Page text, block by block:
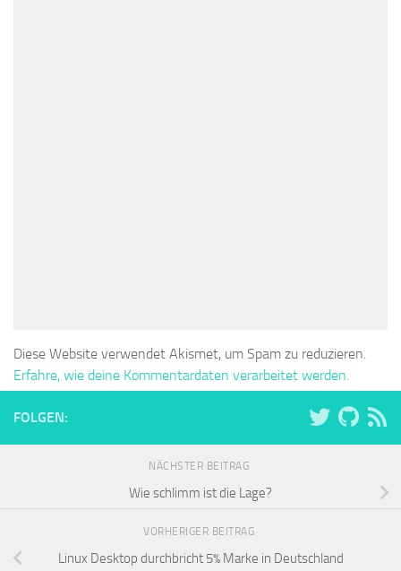
Diese Website verwendet Akismet, um Spam zu reduzieren.
Erfahre, wie deine Kommentardaten verarbeitet werden.
FOLGEN:
NÄCHSTER BEITRAG
Wie schlimm ist die Lage?
VORHERIGER BEITRAG
Linux Desktop durchbricht 5% Marke in Deutschland